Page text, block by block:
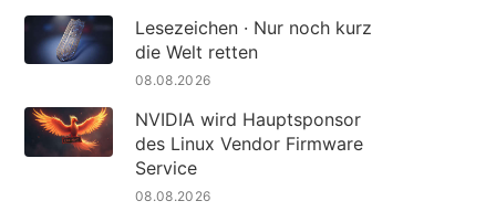
Lesezeichen · Nur noch kurz
die Welt retten
08.08.2026
NVIDIA wird Hauptsponsor
des Linux Vendor Firmware
Service
08.08.2026